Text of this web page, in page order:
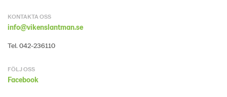
KONTAKTA OSS
info@vikenslantman.se
Tel. 042-236110
FÖLJ OSS
Facebook